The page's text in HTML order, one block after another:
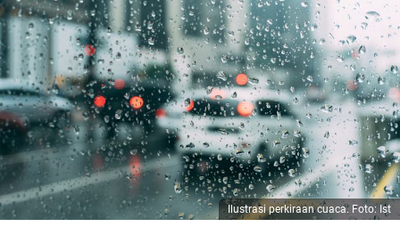
Ilustrasi perkiraan cuaca. Foto: Ist